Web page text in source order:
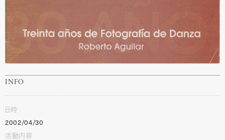
INFO
日時
2002/04/30
活動内容